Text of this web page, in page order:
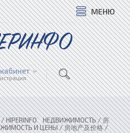
МЕНЮ
HIPERINFO»НЕДВИЖИМОСТЬ / 房
И ЦЕНЫ / 房地产及价格 /